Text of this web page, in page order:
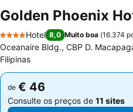
Golden Phoenix
4 Estrelas
Hotel 8,0 Muito boa (16.374
Oceanaire Bldg., CBP D.
Filipinas
de € 46
Consulte os preços de 11 sites
de € 46
Consulte os preços de 11 sites